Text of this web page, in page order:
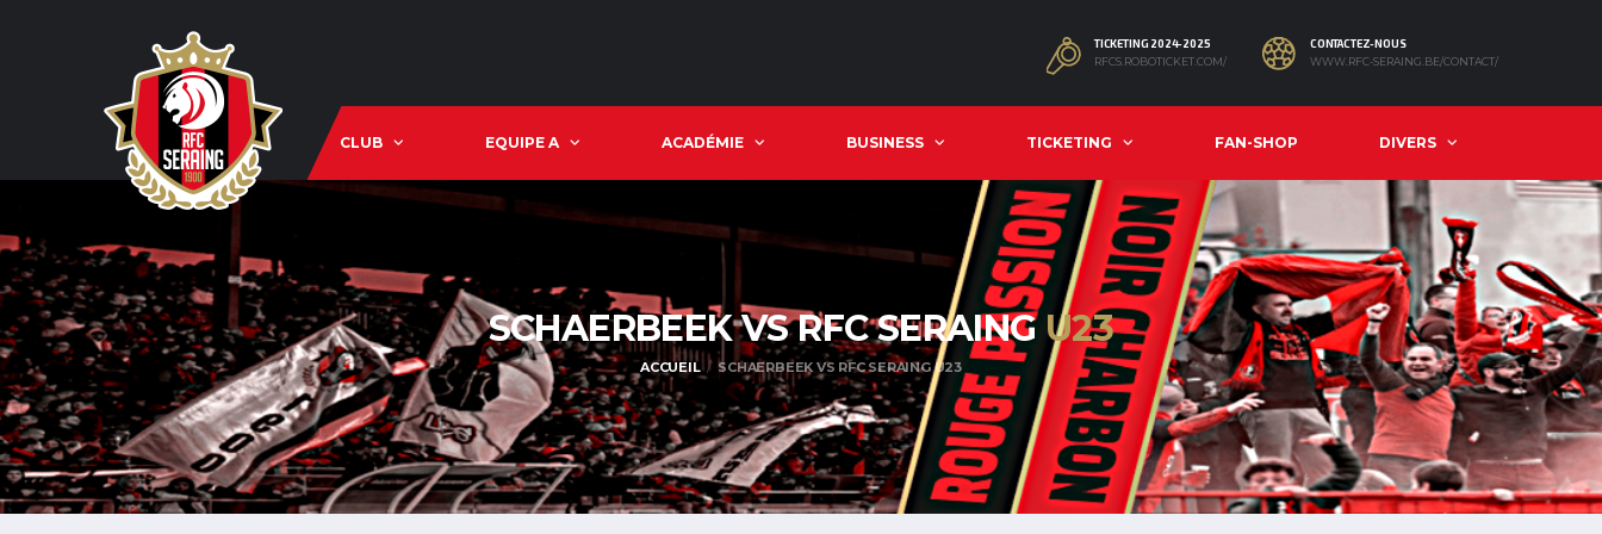
TICKETING 2024-2025
RFCS.ROBOTICKET.COM/
CONTACTEZ-NOUS
WWW.RFC-SERAING.BE/CONTACT/
CLUB EQUIPE A ACADÉMIE BUSINESS TICKETING FAN-SHOP DIVERS
SCHAERBEEK VS RFC SERAING U23
ACCUEIL SCHAERBEEK VS RFC SERAING U23